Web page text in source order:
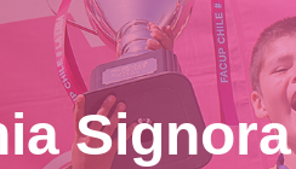
Signora